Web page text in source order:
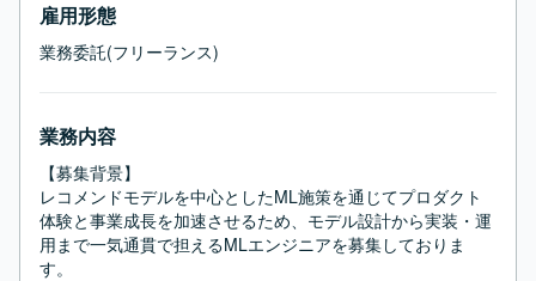
雇用形態
業務委託(フリーランス)
業務内容
【募集背景】
レコメンドモデルを中心としたML施策を通じてプロダクト
体験と事業成長を加速させるため、モデル設計から実装・運
用まで一気通貫で担えるMLエンジニアを募集しておりま
す。